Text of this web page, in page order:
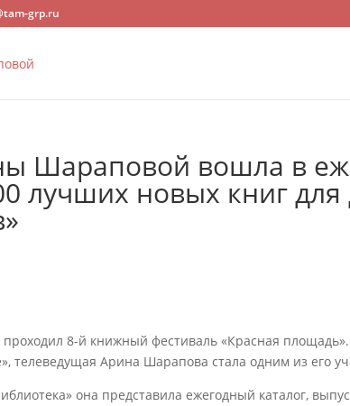
grp.ru
Шараповой вошла в
лучших новых книг для
8-й книжный фестиваль «Красная
телеведущая Арина Шарапова стала одним из его
она представила ежегодный каталог,